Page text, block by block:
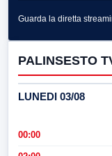
Guarda la diretta
PALINSESTO
LUNEDI 03/08
00:00